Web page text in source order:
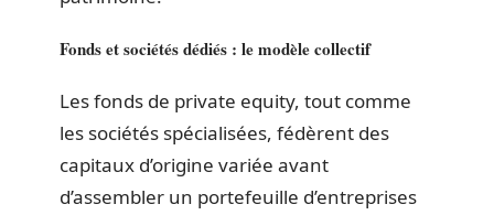
Fonds et sociétés dédiés : le modèle collectif
Les fonds de private equity, tout comme
les sociétés spécialisées, fédèrent des
capitaux d’origine variée avant
d’assembler un portefeuille d’entreprises